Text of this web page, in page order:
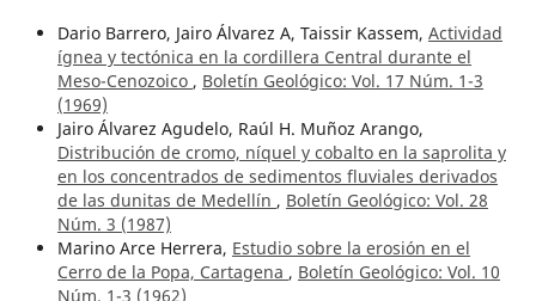
Dario Barrero, Jairo Álvarez A, Taissir Kassem, Actividad
ígnea y tectónica en la cordillera Central durante el
Meso-Cenozoico , Boletín Geológico: Vol. 17 Núm. 1-3
(1969)
Jairo Álvarez Agudelo, Raúl H. Muñoz Arango,
Distribución de cromo, níquel y cobalto en la saprolita y
en los concentrados de sedimentos fluviales derivados
de las dunitas de Medellín , Boletín Geológico: Vol. 28
Núm. 3 (1987)
Marino Arce Herrera, Estudio sobre la erosión en el
Cerro de la Popa, Cartagena , Boletín Geológico: Vol. 10
Núm. 1-3 (1962)